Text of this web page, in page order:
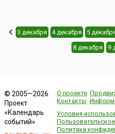
3 декабря 4 декабря 5
8 декабря 9
© 2005—2026
Проект
«Календарь
событий»
О проекте
Контакты
Условия
Политика